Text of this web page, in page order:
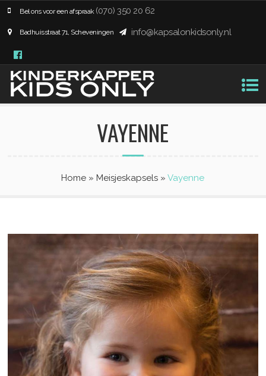
Bel ons voor een afspraak (070) 350 20 62
Badhuisstraat 71, Scheveningen info@kapsalonkidsonly.nl
VAYENNE
Home » Meisjeskapsels »Vayenne